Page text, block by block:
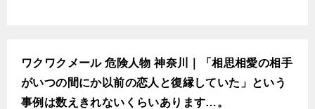
ワクワクメール 危険人物 神奈川｜「相思相愛の相手
がいつの間にか以前の恋人と復縁していた」という
事例は数えきれないくらいあります…。